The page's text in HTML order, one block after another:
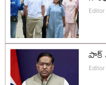
Editor
పాక్
Editor